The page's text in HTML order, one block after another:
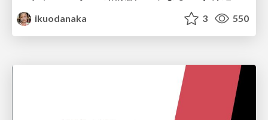
ikuodanaka
3 550